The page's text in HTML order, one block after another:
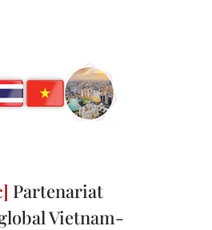
Partenariat
Vietnam-